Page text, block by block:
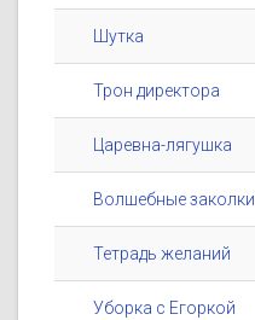
Шутка
Трон директора
Царевна-лягушка
Волшебные заколки
Тетрадь желаний
Уборка с Егоркой